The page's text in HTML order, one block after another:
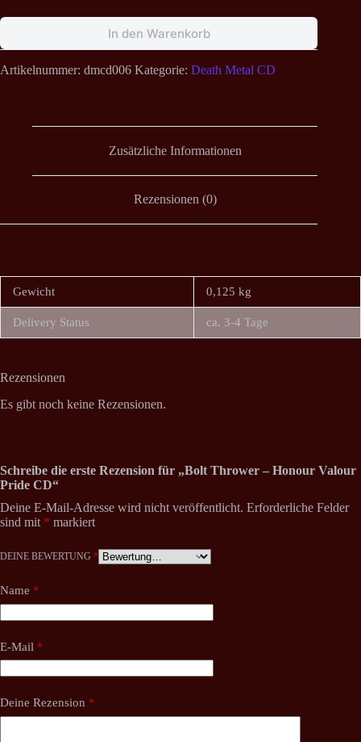
In den Warenkorb
Artikelnummer: dmcd006 Kategorie: Death Metal CD
Zusätzliche Informationen
Rezensionen (0)
Gewicht 0,125 kg
Delivery Status ca. 3-4 Tage
Rezensionen
Es gibt noch keine Rezensionen.
Schreibe die erste Rezension für „Bolt Thrower – Honour Valour
Pride CD“
Deine E-Mail-Adresse wird nicht veröffentlicht. Erforderliche Felder
sind mit * markiert
DEINE BEWERTUNG *
Name *
E-Mail *
Deine Rezension *